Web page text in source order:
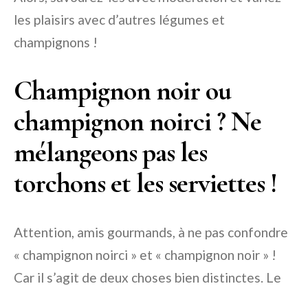
les plaisirs avec d’autres légumes et
champignons !
Champignon noir ou
champignon noirci ? Ne
mélangeons pas les
torchons et les serviettes !
Attention, amis gourmands, à ne pas confondre
« champignon noirci » et « champignon noir » !
Car il s’agit de deux choses bien distinctes. Le